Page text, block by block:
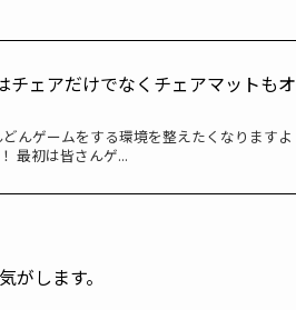
チェアだけでなくチェアマットもオ
んゲームをする環境を整えたくなりますよ
最初は皆さんゲ...
します。